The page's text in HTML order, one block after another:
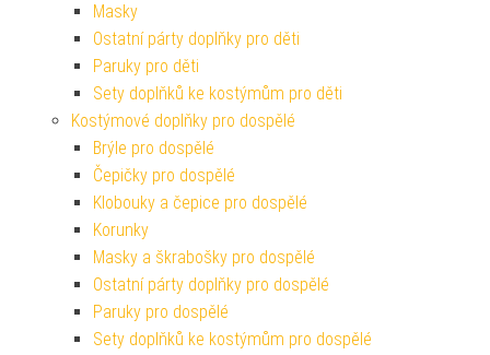
Masky
Ostatní párty doplňky pro děti
Paruky pro děti
Sety doplňků ke kostýmům pro děti
Kostýmové doplňky pro dospělé
Brýle pro dospělé
Čepičky pro dospělé
Klobouky a čepice pro dospělé
Korunky
Masky a škrabošky pro dospělé
Ostatní párty doplňky pro dospělé
Paruky pro dospělé
Sety doplňků ke kostýmům pro dospělé